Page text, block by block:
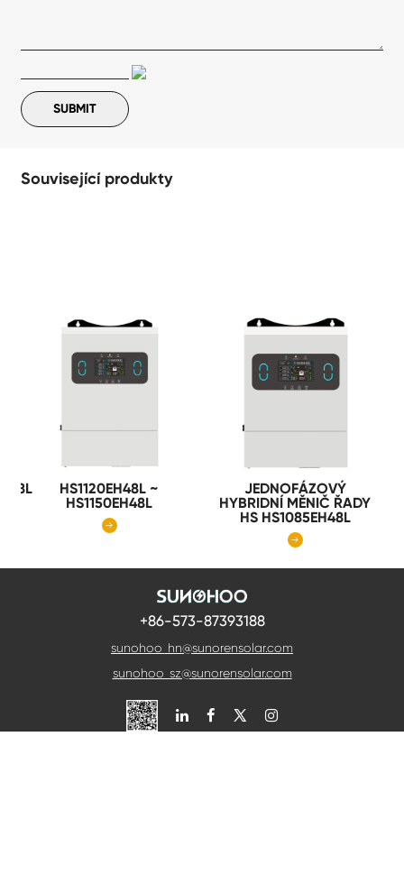
Související produkty
HS1120EH48L ~
HS1150EH48L

JEDNOFÁZOVÝ
HYBRIDNÍ MĚNIČ ŘADY
HS HS1085EH48L

+86-573-87393188
sunohoo_hn@sunorensolar.com
sunohoo_sz@sunorensolar.com
